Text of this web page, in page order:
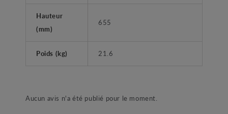
Hauteur
(mm)
655
Poids (kg) 21.6
Aucun avis n'a été publié pour le moment.